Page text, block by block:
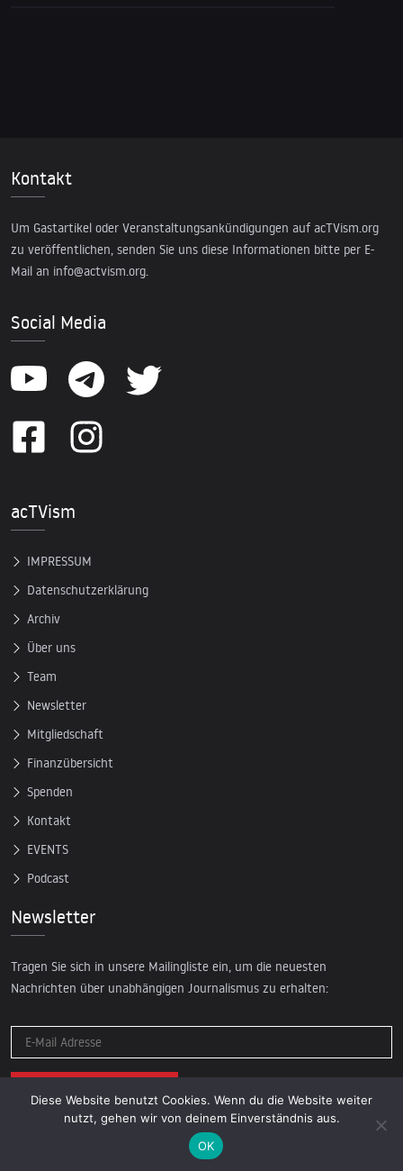
Kontakt
Um Gastartikel oder Veranstaltungsankündigungen auf acTVism.org
zu veröffentlichen, senden Sie uns diese Informationen bitte per E-
Mail an info@actvism.org.
Social Media
acTVism
IMPRESSUM
Datenschutzerklärung
Archiv
Über uns
Team
Newsletter
Mitgliedschaft
Finanzübersicht
Spenden
Kontakt
EVENTS
Podcast
Newsletter
Tragen Sie sich in unsere Mailingliste ein, um die neuesten
Nachrichten über unabhängigen Journalismus zu erhalten:
© 2026 AcTVism Munich e.V. | All rights reserved.
Diese Website benutzt Cookies. Wenn du die Website weiter
nutzt, gehen wir von deinem Einverständnis aus.
OK